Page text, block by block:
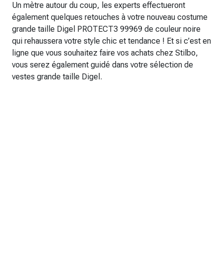
Un mètre autour du coup, les experts effectueront
également quelques retouches à votre nouveau costume
grande taille Digel PROTECT3 99969 de couleur noire
qui rehaussera votre style chic et tendance ! Et si c’est en
ligne que vous souhaitez faire vos achats chez Stilbo,
vous serez également guidé dans votre sélection de
vestes grande taille Digel.